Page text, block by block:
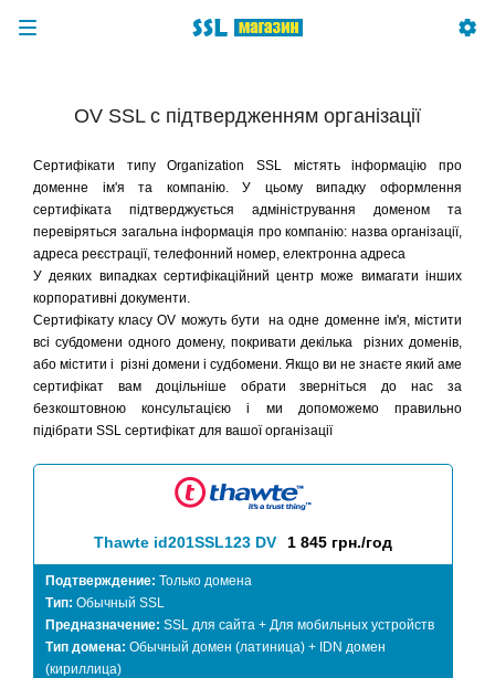
OV SSL с підтвердженням організації
Сертифікати типу Organization SSL містять інформацію про
доменне ім'я та компанію. У цьому випадку оформлення
сертифіката підтверджується адміністрування доменом та
перевіряться загальна інформація про компанію: назва організації,
адреса реєстрації, телефонний номер, електронна адреса
У деяких випадках сертифікаційний центр може вимагати інших
корпоративні документи.
Сертифікату класу OV можуть бути на одне доменне ім'я, містити
всі субдомени одного домену, покривати декілька різних доменів,
або містити і різні домени і судбомени. Якщо ви не знаєте який аме
сертифікат вам доцільніше обрати зверніться до нас за
безкоштовною консультацією і ми допоможемо правильно
підібрати SSL сертифікат для вашої організації
Thawte id201SSL123 DV 1 845 грн./год
Подтверждение: Только домена
Тип: Обычный SSL
Предназначение: SSL для сайта + Для мобильных устройств
Тип домена: Обычный домен (латиница) + IDN домен
(кириллица)